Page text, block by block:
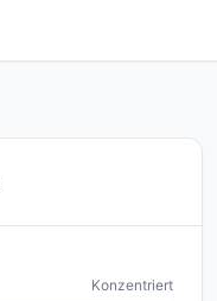
Konzentriert